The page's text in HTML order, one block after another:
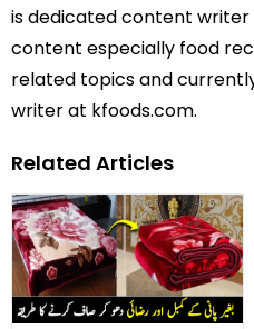
is dedicated content
content especially food
related topics and
writer at kfoods.com.
Related Articles